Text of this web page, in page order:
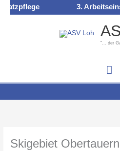
Zum
Inhalt
3.
"... der
Skigebiet Obertauern